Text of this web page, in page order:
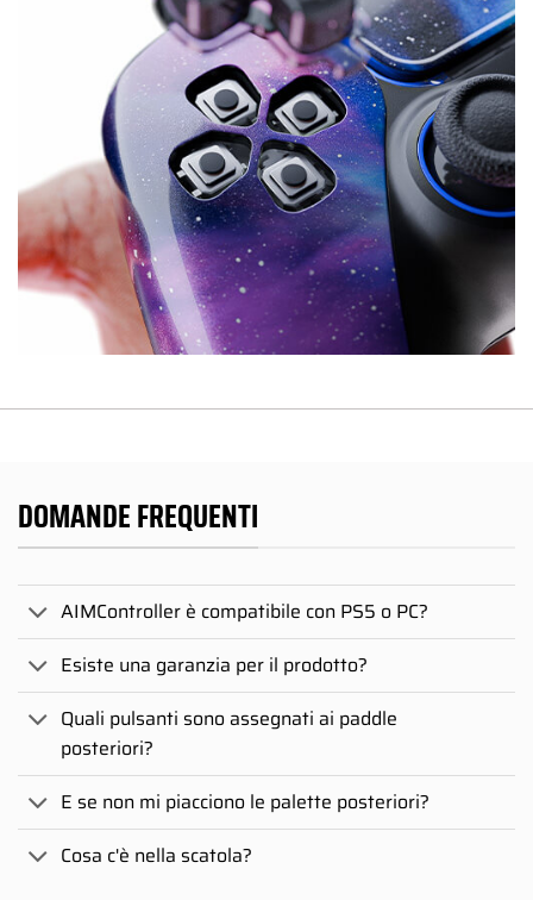
DOMANDE FREQUENTI
AIMController è compatibile con PS5 o PC?
Esiste una garanzia per il prodotto?
Quali pulsanti sono assegnati ai paddle
posteriori?
E se non mi piacciono le palette posteriori?
Cosa c'è nella scatola?